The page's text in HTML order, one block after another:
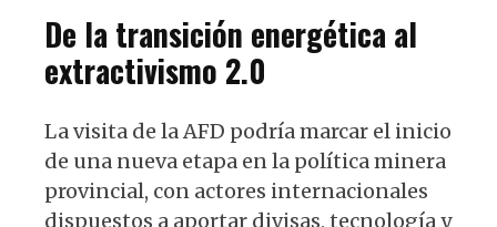
De la transición energética al
extractivismo 2.0
La visita de la AFD podría marcar el inicio
de una nueva etapa en la política minera
provincial, con actores internacionales
dispuestos a aportar divisas, tecnología y